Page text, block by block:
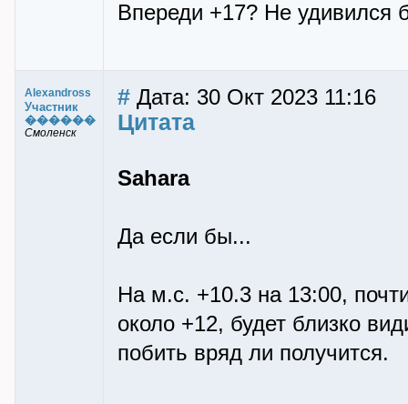
Впереди +17? Не удивился
Alexandross
Участник
������
Смоленск
# Дата: 30 Окт 2023 11:16
Цитата
Sahara
Да если бы...
На м.с. +10.3 на 13:00,
около +12, будет близко
побить вряд ли получится.